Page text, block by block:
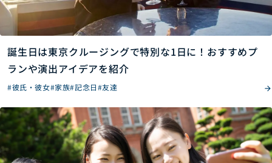
誕生日は東京クルージングで特別な1日に！おすすめプ
ランや演出アイデアを紹介
#彼氏・彼女#家族#記念日#友達